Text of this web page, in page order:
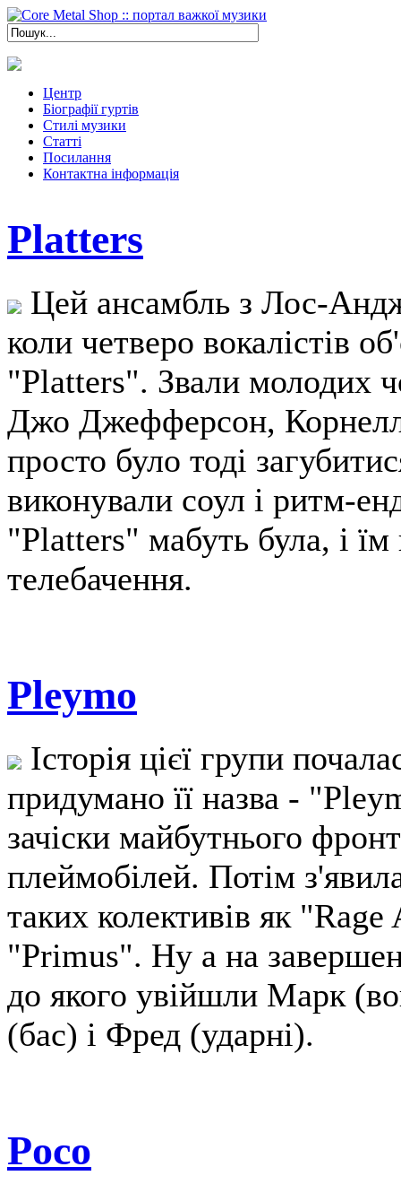
Центр
Біографії гуртів
Стилі музики
Статті
Посилання
Контактна інформація
Platters
Цей ансамбль з Лос-
коли четверо вокалістів
"Platters". Звали молодих
Джо Джефферсон,
просто було тоді
виконували соул і ритм-
"Platters" мабуть була, і
телебачення.
Pleymo
Історія цієї групи
придумано її назва -
зачіски майбутнього
плеймобілей. Потім
таких колективів як
"Primus". Ну а на
до якого увійшли Марк
(бас) і Фред (ударні).
Poco